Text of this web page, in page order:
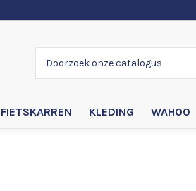
FIETSKARREN KLEDING WAHOO